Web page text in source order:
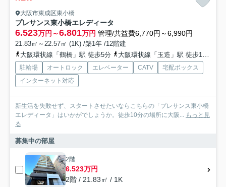
大阪市東成区東小橋
プレサンス東小橋エレディータ
6.523万円～6.801万円 管理/共益費6,770円～6,990円
21.83㎡～22.57㎡ (1K) /築1年 /12階建
大阪環状線「鶴橋」駅 徒歩5分
大阪環状線「玉造」駅 徒歩12分
駐輪場 オートロック エレベーター CATV
宅配ボックス
インターネット対応
新生活を失敗せず、スタートさせたいならこちらの「プレサンス東小橋
エレディータ」はいかがでしょうか。徒歩10分の場所に大阪... もっと見
る
募集中の部屋
2階
6.523万円
2階 / 21.83㎡ / 1K